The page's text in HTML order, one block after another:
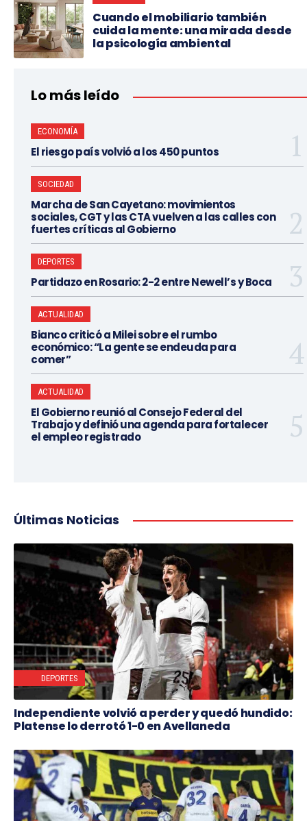
Cuando el mobiliario también
cuida la mente: una mirada desde
la psicología ambiental
Lo más leído
ECONOMÍA
El riesgo país volvió a los 450 puntos
SOCIEDAD
Marcha de San Cayetano: movimientos
sociales, CGT y las CTA vuelven a las calles con
fuertes críticas al Gobierno
DEPORTES
Partidazo en Rosario: 2-2 entre Newell’s y Boca
ACTUALIDAD
Bianco criticó a Milei sobre el rumbo
económico: “La gente se endeuda para
comer”
ACTUALIDAD
El Gobierno reunió al Consejo Federal del
Trabajo y definió una agenda para fortalecer
el empleo registrado
Últimas Noticias
DEPORTES
Independiente volvió a perder y quedó hundido:
Platense lo derrotó 1-0 en Avellaneda